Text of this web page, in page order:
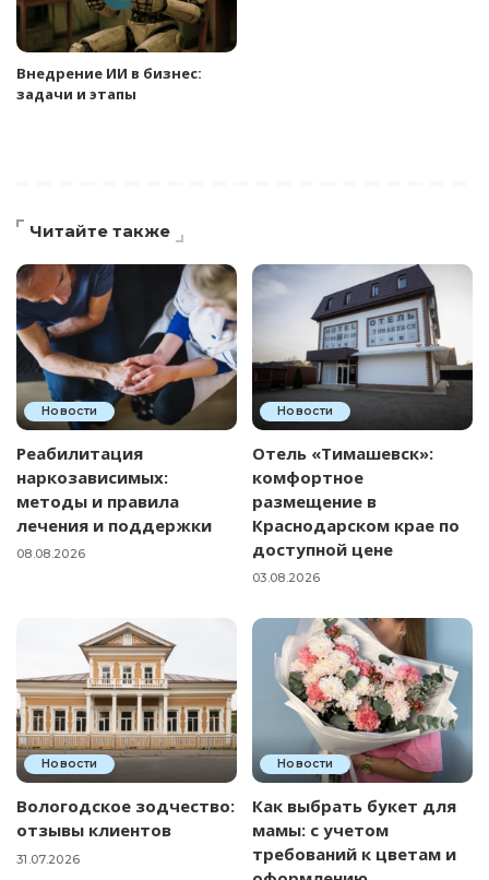
Внедрение ИИ в бизнес:
задачи и этапы
Читайте также
Новости
Реабилитация
наркозависимых:
методы и правила
лечения и поддержки
08.08.2026
Новости
Отель «Тимашевск»:
комфортное
размещение в
Краснодарском крае по
доступной цене
03.08.2026
Новости
Вологодское зодчество:
отзывы клиентов
31.07.2026
Новости
Как выбрать букет для
мамы: с учетом
требований к цветам и